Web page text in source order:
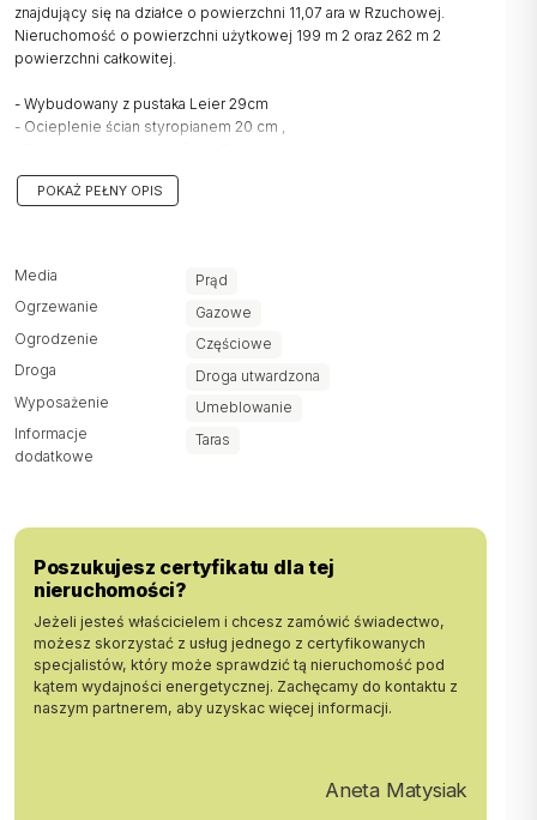
znajdujący się na działce o powierzchni 11,07 ara w Rzuchowej.
Nieruchomość o powierzchni użytkowej 199 m 2 oraz 262 m 2
powierzchni całkowitej.
- Wybudowany z pustaka Leier 29cm
- Ocieplenie ścian styropianem 20 cm ,
- Okna trzyszybowe,
- Rolety antywłamaniowe elektryczne,
- Podjazd oraz opaska wokół domu utwardzona, przygotowana pod
kostkę
- Utwardzony plac pod garaż wolnostojący
Budynek składa się z :
kuchnia 10,85 m 2
łazienka 4,80 m 2
wc 1,50 m 2
przedsionek 7,85 m 2
garaż 19,15 m 2
Piętro (powierzchnia po podłodze):
sypialnia I 33,00 m 2
sypialnia II 39,00 m 2
sypialnia III 14,71 m 2
POKAŻ PEŁNY OPIS
Media
Prąd
Ogrzewanie
Gazowe
Ogrodzenie
Częściowe
Droga
Droga utwardzona
Wyposażenie
Umeblowanie
Informacje
dodatkowe
Taras
Poszukujesz certyfikatu dla tej
nieruchomości?
Jeżeli jesteś właścicielem i chcesz zamówić świadectwo,
możesz skorzystać z usług jednego z certyfikowanych
specjalistów, który może sprawdzić tą nieruchomość pod
kątem wydajności energetycznej. Zachęcamy do kontaktu z
naszym partnerem, aby uzyskac więcej informacji.
Aneta Matysiak